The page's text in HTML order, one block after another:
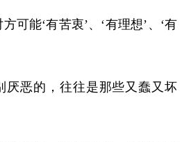
可能‘有苦衷’、‘有理想’、‘有
厌恶的，往往是那些又蠢又坏